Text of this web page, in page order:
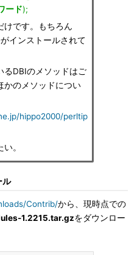
ード);
けです。もちろん
インストールされて
るDBIのメソッドはご
かのメソッドについ
hippo2000/perltip
。
ル
Contrib/から、現時点での
1.2215.tar.gzをダウンロー